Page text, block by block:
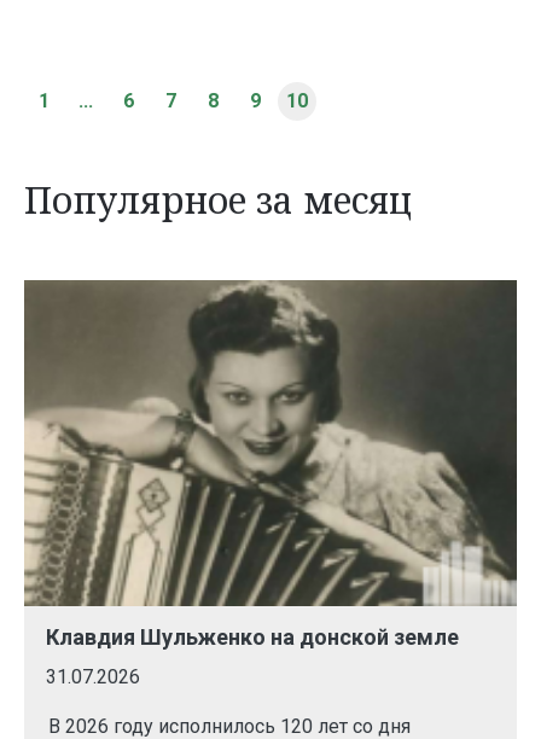
1 ... 6 7 8 9 10
Популярное за месяц
Клавдия Шульженко на донской земле
31.07.2026
В 2026 году исполнилось 120 лет со дня